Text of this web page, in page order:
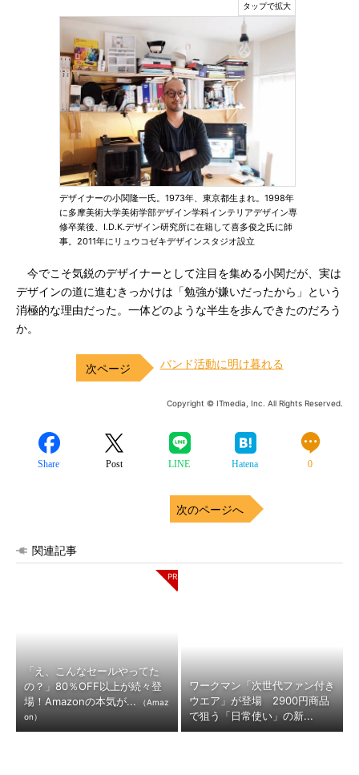
デザイナーの小関隆一氏。1973年、東京都生まれ。1998年
に多摩美術大学美術学部デザイン学科インテリアデザイン専
修卒業後、I.D.K.デザイン研究所に在籍して喜多俊之氏に師
事。2011年にリュウコゼキデザインスタジオ設立
今でこそ気鋭のデザイナーとして注目を集める小関だが、実は
デザインの道に進むきっかけは「勉強が嫌いだったから」という
消極的な理由だった。一体どのような半生を歩んできたのだろう
か。
バンド活動に明け暮れる
Copyright © ITmedia, Inc. All Rights Reserved.
Share Post LINE Hatena 0
次のページへ
関連記事
「え、こんなセールやってた
の？」80％OFF以上が続々登
場！Amazonの本気が...
（Amaz
on）
ワークマン「次世代ファン付き
ウエア」が登場 2900円商品
で狙う「日常使い」の新...